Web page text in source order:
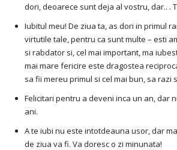
dori, deoarece sunt deja al vostru, dar.. .
Iubitul meu! De ziua ta, as dori in primul
virtutile tale, pentru ca sunt multe – esti
si rabdator si, cel mai important, ma
mai mare fericire este dragostea
sa fii mereu primul si cel mai bun, sa razi
Felicitari pentru a deveni inca un an, dar
ani.
A te iubi nu este intotdeauna usor, dar
de ziua va fi. Va doresc o zi minunata!